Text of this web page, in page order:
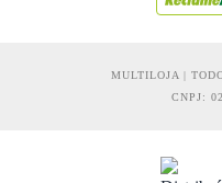
MULTILOJA |
CNPJ: